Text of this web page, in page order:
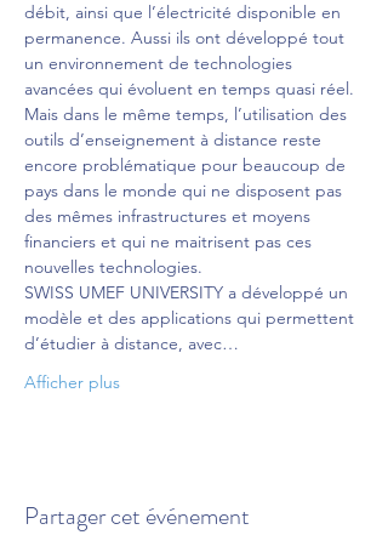
débit, ainsi que l’électricité disponible en
permanence. Aussi ils ont développé tout
un environnement de technologies
avancées qui évoluent en temps quasi réel.
Mais dans le même temps, l’utilisation des
outils d’enseignement à distance reste
encore problématique pour beaucoup de
pays dans le monde qui ne disposent pas
des mêmes infrastructures et moyens
financiers et qui ne maitrisent pas ces
nouvelles technologies.
SWISS UMEF UNIVERSITY a développé un
modèle et des applications qui permettent
d’étudier à distance, avec…
Afficher plus
Partager cet événement